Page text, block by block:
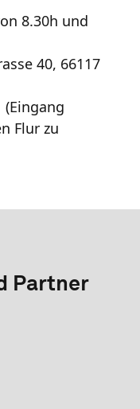
8.30h und
40, 66117
(Eingang
Flur zu
Partner